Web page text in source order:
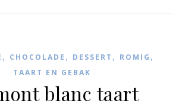
, CHOCOLADE , DESSERT , ROMIG ,
TAART EN GEBAK
blanc taart